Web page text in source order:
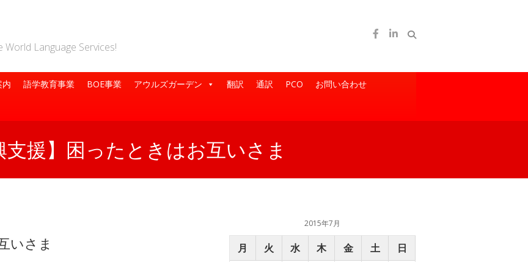
Language Services!
内 語学教育事業 BOE事業 アウルズガーデン 翻訳 通訳 PCO お問い合わせ
支援】困ったときはお互いさま
いさま
2015年7月
月 火 水 木 金 土 日